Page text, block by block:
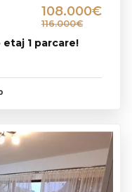
1 parcare!
108.000€
116.000€